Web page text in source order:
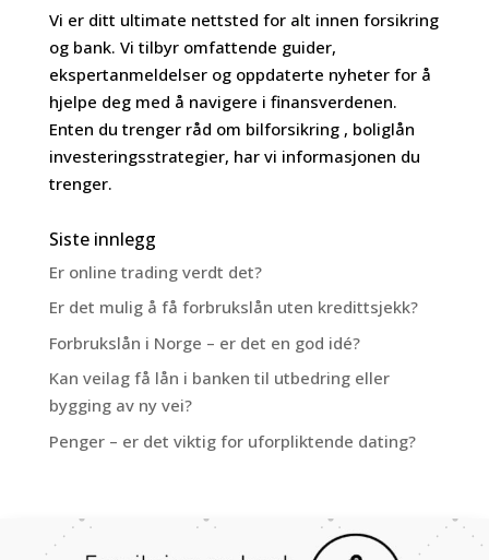
Vi er ditt ultimate nettsted for alt innen forsikring
og bank. Vi tilbyr omfattende guider,
ekspertanmeldelser og oppdaterte nyheter for å
hjelpe deg med å navigere i finansverdenen.
Enten du trenger råd om bilforsikring , boliglån
investeringsstrategier, har vi informasjonen du
trenger.
Siste innlegg
Er online trading verdt det?
Er det mulig å få forbrukslån uten kredittsjekk?
Forbrukslån i Norge – er det en god idé?
Kan veilag få lån i banken til utbedring eller
bygging av ny vei?
Penger – er det viktig for uforpliktende dating?